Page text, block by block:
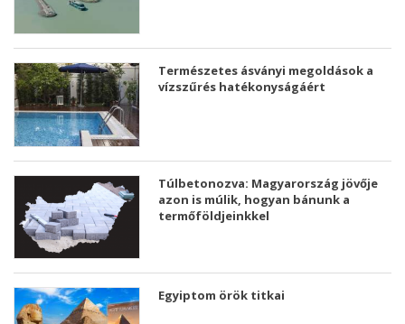
Természetes ásványi megoldások a
vízszűrés hatékonyságáért
Túlbetonozva: Magyarország jövője
azon is múlik, hogyan bánunk a
termőföldjeinkkel
Egyiptom örök titkai